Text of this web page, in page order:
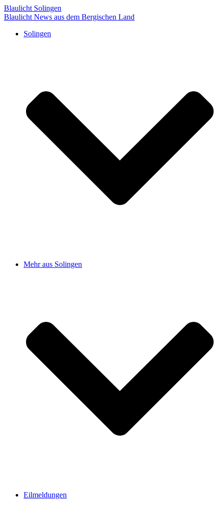
Blaulicht Solingen
Blaulicht News aus dem Bergischen Land
Solingen
Mehr aus Solingen
Eilmeldungen